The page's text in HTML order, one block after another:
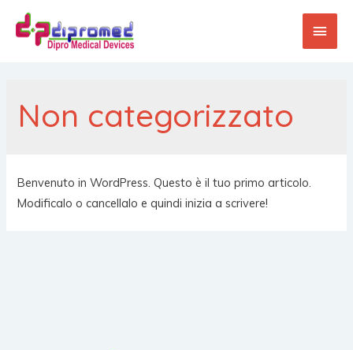
Non categorizzato
Benvenuto in WordPress. Questo è il tuo primo articolo.
Modificalo o cancellalo e quindi inizia a scrivere!